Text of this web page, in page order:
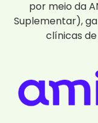
por meio da
Suplementar),
clínicas